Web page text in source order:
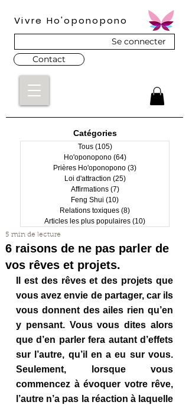
Vivre Ho'oponopono
Se connecter
Contact
Catégories
Tous (105)105 posts
Ho'oponopono (64)64 posts
Prières Ho'oponopono (3)
Loi d'attraction (25)25 posts
Affirmations (7)7 posts
Feng Shui (10)
Relations toxiques (8)
Articles les plus populaires (10)
6 raisons de ne pas parler de
vos rêves et projets.
5 min de lecture
Il est des rêves et des projets que
vous avez envie de partager, car ils
vous donnent des ailes rien qu’en
y pensant. Vous vous dites alors
que d’en parler fera autant d’effets
sur l’autre, qu’il en a eu sur vous.
Seulement, lorsque vous
commencez à évoquer votre rêve,
l’autre n’a pas la réaction à laquelle